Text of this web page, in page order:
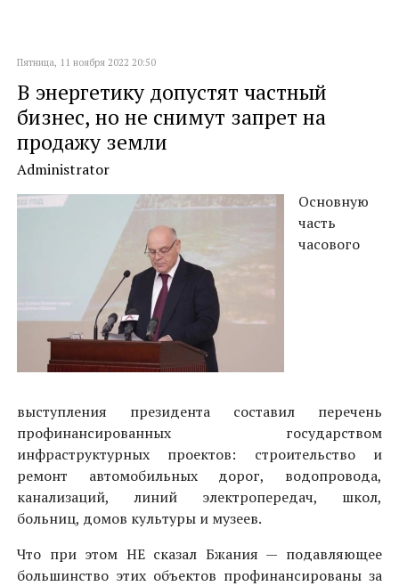
Пятница, 11 ноября 2022 20:50
В энергетику допустят частный
бизнес, но не снимут запрет на
продажу земли
Administrator
Основную
часть
часового
выступления президента составил перечень
профинансированных государством
инфраструктурных проектов: строительство и
ремонт автомобильных дорог, водопровода,
канализаций, линий электропередач, школ,
больниц, домов культуры и музеев.
Что при этом НЕ сказал Бжания — подавляющее
большинство этих объектов профинансированы за